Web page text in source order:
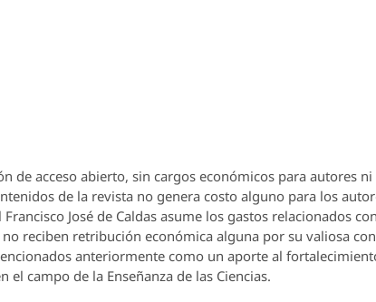
de acceso abierto, sin cargos económicos para autores ni
de la revista no genera costo alguno para los
José de Caldas asume los gastos relacionados
reciben retribución económica alguna por su valiosa
anteriormente como un aporte al
campo de la Enseñanza de las Ciencias.